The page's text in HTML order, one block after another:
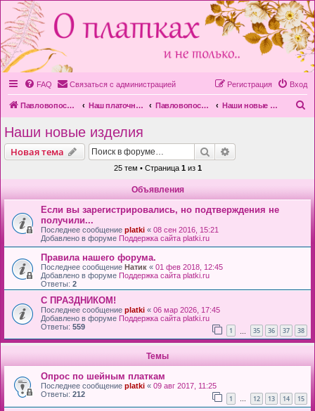
FAQ Связаться с администрацией Вход
Регистрация
Павловопосадская платочная мануфактура Наш платочный форум Павловопосадская платочная мануфактура Наши новые изделия
Наши новые изделия
Новая тема Поиск
25 тем • Страница 1из 1
Объявления
Если вы зарегистрировались, но подтверждения не
получили...
Последнее сообщение platki « 08 сен 2016, 15:21
Добавлено в форуме Поддержка сайта platki.ru
Правила нашего форума.
Последнее сообщение Натик « 01 фев 2018, 12:45
Добавлено в форуме Поддержка сайта platki.ru
Ответы: 2
С ПРАЗДНИКОМ!
Последнее сообщение platki « 06 мар 2026, 17:45
Добавлено в форуме Поддержка сайта platki.ru
Ответы: 559 1 35 36 37 38
Темы
Опрос по шейным платкам
Последнее сообщение platki « 09 авг 2017, 11:25
Ответы: 212 1 … 12 13 14 15